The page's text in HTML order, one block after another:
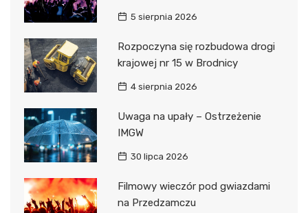
5 sierpnia 2026
Rozpoczyna się rozbudowa drogi
krajowej nr 15 w Brodnicy
4 sierpnia 2026
Uwaga na upały – Ostrzeżenie
IMGW
30 lipca 2026
Filmowy wieczór pod gwiazdami
na Przedzamczu